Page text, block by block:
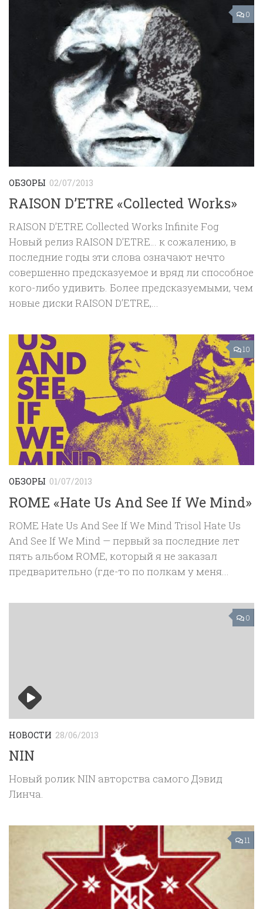
0
ОБЗОРЫ 02/07/2013
RAISON D’ETRE «Collected Works»
RAISON D’ETRE Collected Works Infinite Fog
Новый релиз RAISON D’ETRE… к сожалению, в
последние годы эти слова означают нечто
совершенно предсказуемое и вряд ли способное
кого-либо удивить. Более предсказуемыми, чем
новые диски RAISON D’ETRE,...
10
ОБЗОРЫ 01/07/2013
ROME «Hate Us And See If We Mind»
ROME Hate Us And See If We Mind Trisol Hate Us
And See If We Mind — первый за последние лет
пять альбом ROME, который я не заказал
предварительно (где-то по полкам у меня...
0
НОВОСТИ 28/06/2013
NIN
Новый ролик NIN авторства самого Дэвид
Линча.
11